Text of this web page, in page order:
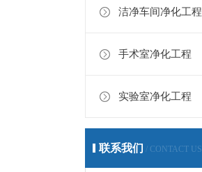
洁净车间净化工程
手术室净化工程
实验室净化工程
联系我们 / CONTACT US